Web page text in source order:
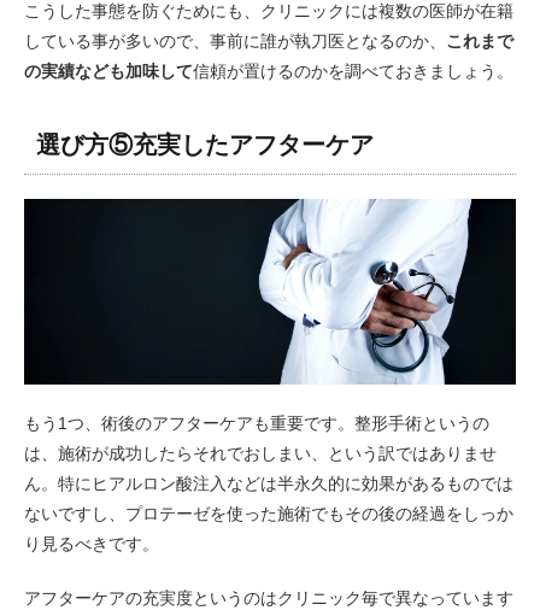
こうした事態を防ぐためにも、クリニックには複数の医師が在籍
している事が多いので、事前に誰が執刀医となるのか、 これまで
の実績なども加味して信頼が置けるのかを調べておきましょう。
選び方⑤充実したアフターケア
もう1つ、術後のアフターケアも重要です。整形手術というの
は、施術が成功したらそれでおしまい、という訳ではありませ
ん。特にヒアルロン酸注入などは半永久的に効果があるものでは
ないですし、プロテーゼを使った施術でもその後の経過をしっか
り見るべきです。
アフターケアの充実度というのはクリニック毎で異なっています